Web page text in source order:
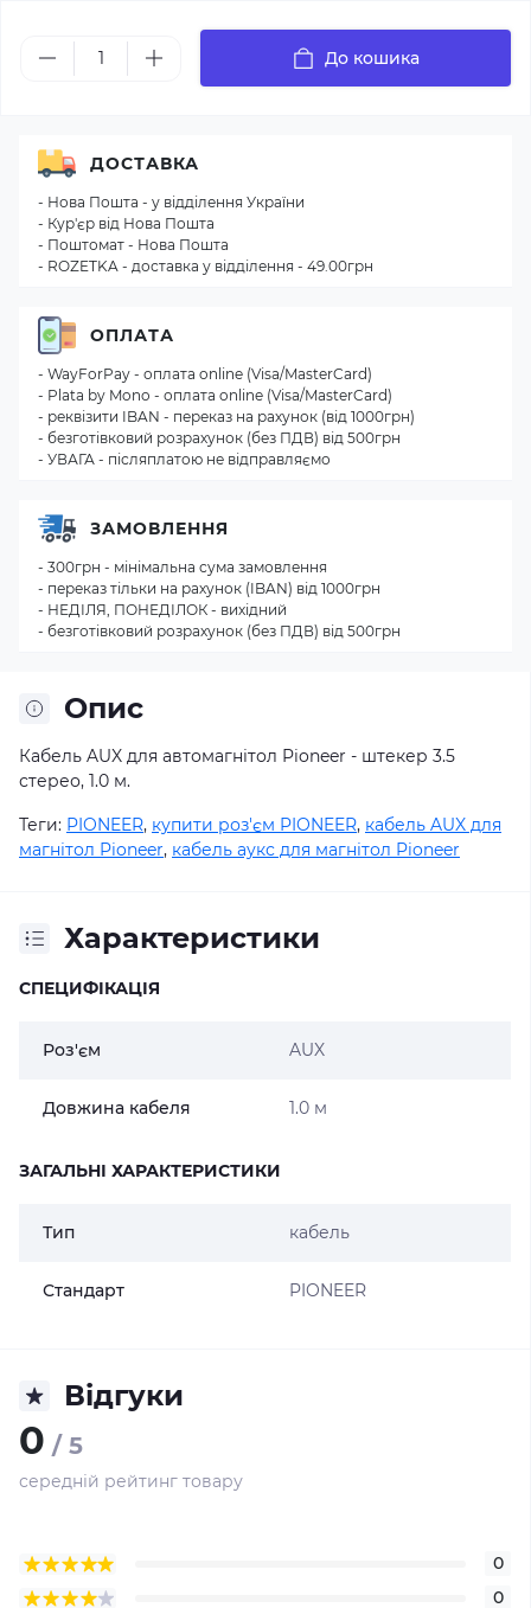
До кошика
Опис
Кабель AUX для автомагнітол Pioneer - штекер 3.5
стерео, 1.0 м.
Теги: PIONEER, купити роз'єм PIONEER, кабель AUX для
магнітол Pioneer, кабель аукс для магнітол Pioneer
Характеристики
СПЕЦИФІКАЦІЯ
Роз'єм AUX
Довжина кабеля 1.0 м
ЗАГАЛЬНІ ХАРАКТЕРИСТИКИ
Тип кабель
Стандарт PIONEER
Відгуки
0 / 5
середній рейтинг товару
0
0
ДОСТАВКА
- Нова Пошта - у відділення України
- Кур'єр від Нова Пошта
- Поштомат - Нова Пошта
- ROZETKA - доставка у відділення - 49.00грн
ОПЛАТА
- WayForPay - оплата online (Visa/MasterCard)
- Plata by Mono - оплата online (Visa/MasterCard)
- реквізити IBAN - переказ на рахунок (від 1000грн)
- безготівковий розрахунок (без ПДВ) від 500грн
- УВАГА - післяплатою не відправляємо
ЗАМОВЛЕННЯ
- 300грн - мінімальна сума замовлення
- переказ тільки на рахунок (IBAN) від 1000грн
- НЕДІЛЯ, ПОНЕДІЛОК - вихідний
- безготівковий розрахунок (без ПДВ) від 500грн